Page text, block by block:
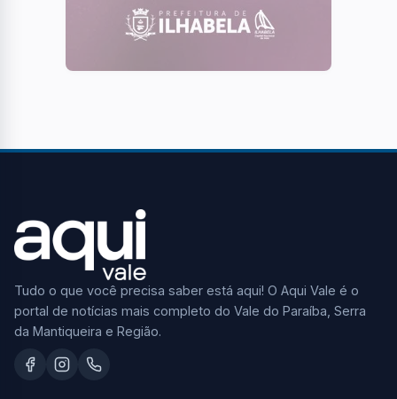
Tudo o que você precisa saber está aqui! O Aqui Vale é o
portal de notícias mais completo do Vale do Paraíba, Serra
da Mantiqueira e Região.